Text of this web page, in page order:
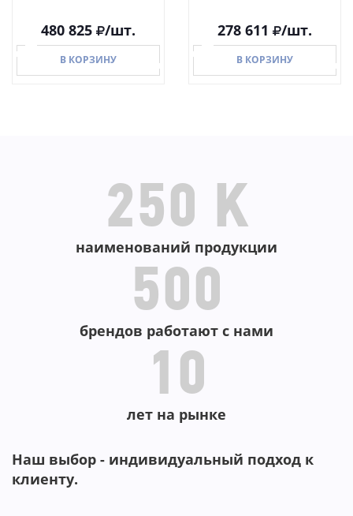
480 825 /шт.
В КОРЗИНУ
278 611 /шт.
В КОРЗИНУ
250 K
наименований продукции
500
брендов работают с нами
10
лет на рынке
Наш выбор - индивидуальный подход к
клиенту.